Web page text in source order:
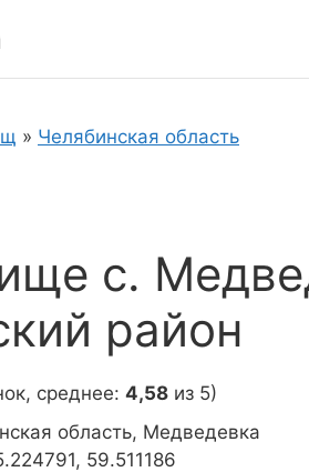
» Челябинская область
с.
район
среднее: 4,58 из 5)
область, Медведевка
59.511186